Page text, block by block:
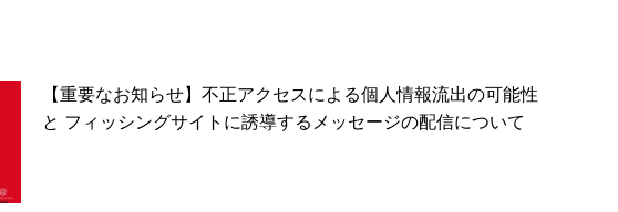
【重要なお知らせ】不正アクセスによる個人情報流出の可能性
と フィッシングサイトに誘導するメッセージの配信について